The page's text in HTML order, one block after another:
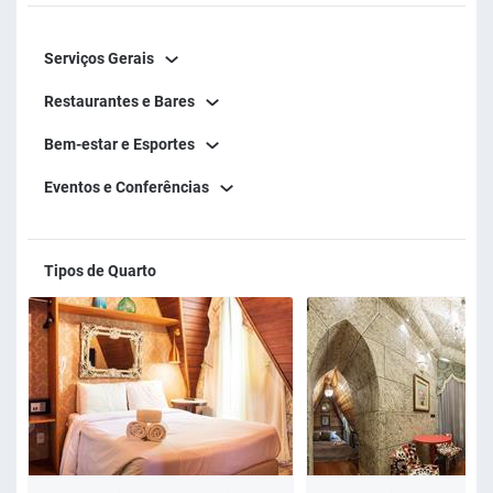
Serviços Gerais
Restaurantes e Bares
Bem-estar e Esportes
Eventos e Conferências
Tipos de Quarto